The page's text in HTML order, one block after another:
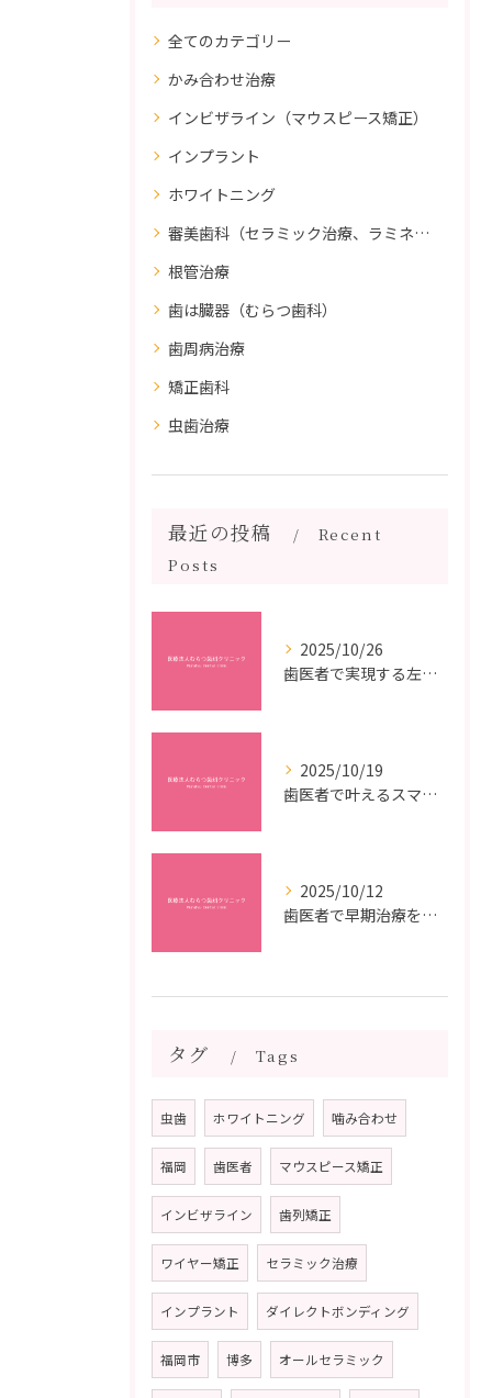
全てのカテゴリー
かみ合わせ治療
インビザライン（マウスピース矯正）
インプラント
ホワイトニング
審美歯科（セラミック治療、ラミネートべニア、ダイレクトボンディング）
根管治療
歯は臓器（むらつ歯科）
歯周病治療
矯正歯科
虫歯治療
最近の投稿
Recent
Posts
2025/10/26
歯医者で実現する左右対称治療のポイントと矯正治療選びの疑問解決ガイド
2025/10/19
歯医者で叶えるスマイルメイクオーバーなら福岡県福岡市博多区博多駅前の最新矯正治療解説
2025/10/12
歯医者で早期治療を受けるメリットと虫歯悪化を防ぐ最短ステップ
タグ Tags
虫歯 ホワイトニング 噛み合わせ
福岡 歯医者 マウスピース矯正
インビザライン 歯列矯正
ワイヤー矯正 セラミック治療
インプラント ダイレクトボンディング
福岡市 博多 オールセラミック